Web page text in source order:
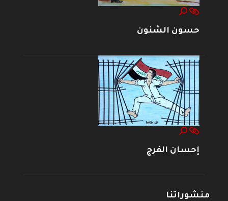
حسون الشنون
إحسان الفرج
منشوراتنا